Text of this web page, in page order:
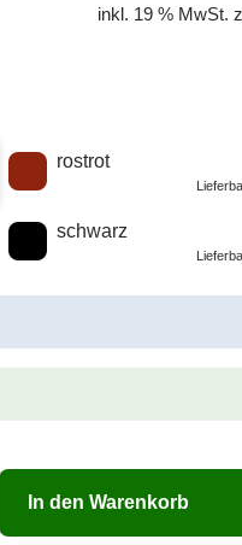
inkl. 19 % MwSt.
rostrot
schwarz
In den Warenkorb